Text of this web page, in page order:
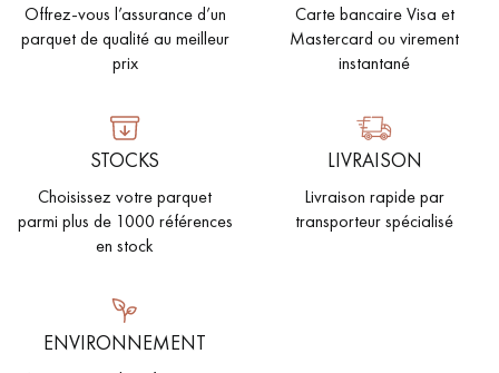
Offrez-vous l’assurance d’un
parquet de qualité au meilleur
prix
Carte bancaire Visa et
Mastercard ou virement
instantané
STOCKS
Choisissez votre parquet
parmi plus de 1000 références
en stock
LIVRAISON
Livraison rapide par
transporteur spécialisé
ENVIRONNEMENT